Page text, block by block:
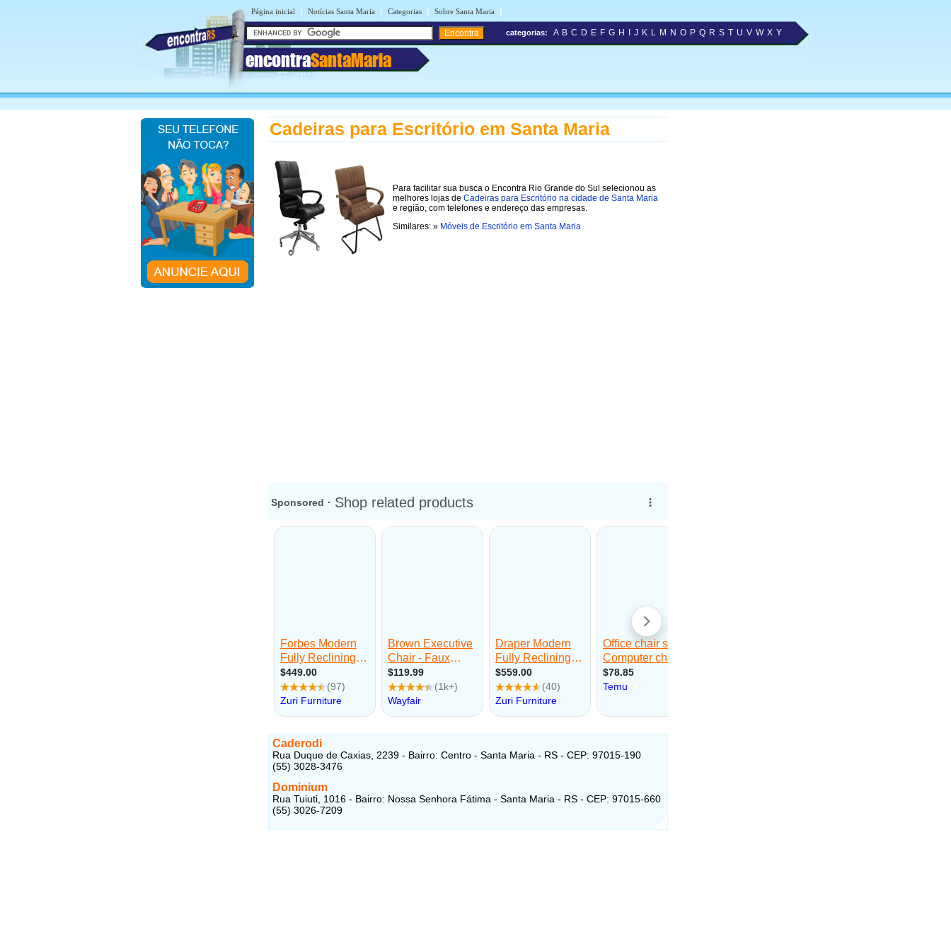
Página inicial | Notícias Santa Maria | Categorias | Sobre Santa Maria |
encontraSantaMaria
categorias: A B C D E F G H J K L M N O P Q R S T U V W X Y
Cadeiras para Escritório em Santa Maria
Para facilitar sua busca o Encontra Rio Grande do Sul selecionou as
melhores lojas de Cadeiras para Escritório na cidade de Santa Maria
e região, com telefones e endereço das empresas.
Similares: » Móveis de Escritório em Santa Maria
Caderodi
Rua Duque de Caxias, 2239 - Bairro: Centro - Santa Maria - RS - CEP: 97015-190
(55) 3028-3476
Dominium
Rua Tuiuti, 1016 - Bairro: Nossa Senhora Fátima - Santa Maria - RS - CEP: 97015-660
(55) 3026-7209